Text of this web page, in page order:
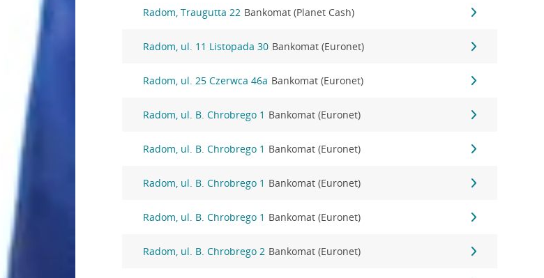
Radom, Traugutta 22 Bankomat (Planet Cash)
Radom, ul. 11 Listopada 30 Bankomat (Euronet)
Radom, ul. 25 Czerwca 46a Bankomat (Euronet)
Radom, ul. B. Chrobrego 1 Bankomat (Euronet)
Radom, ul. B. Chrobrego 1 Bankomat (Euronet)
Radom, ul. B. Chrobrego 1 Bankomat (Euronet)
Radom, ul. B. Chrobrego 1 Bankomat (Euronet)
Radom, ul. B. Chrobrego 2 Bankomat (Euronet)